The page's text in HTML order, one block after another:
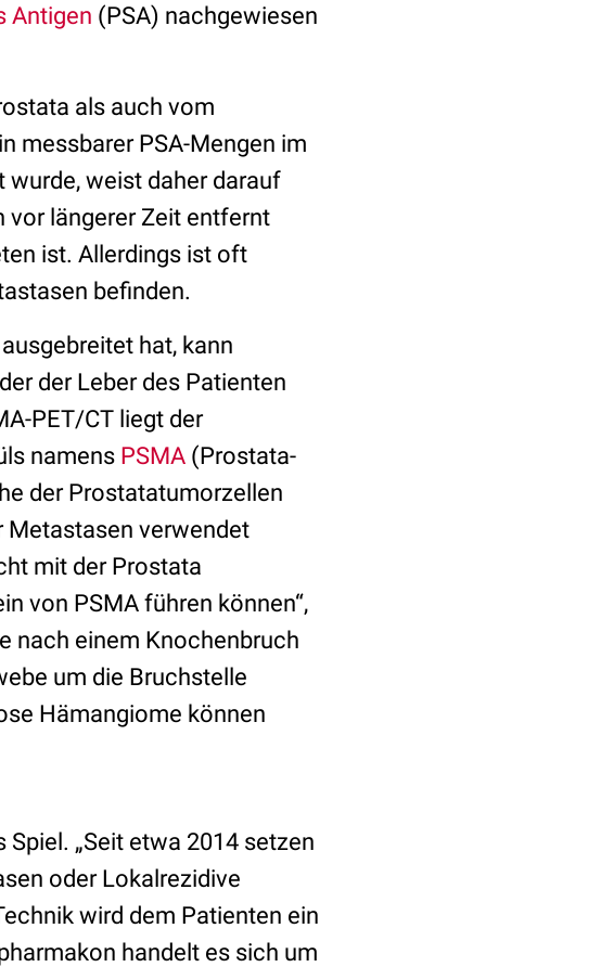
Antigen (PSA) nachgewiesen
als auch vom
messbarer PSA-Mengen im
weist daher darauf
vor längerer Zeit entfernt
ist. Allerdings ist oft
befinden.
hat, kann
der Leber des Patienten
PET/CT liegt der
namens PSMA (Prostata-
der Prostatatumorzellen
Metastasen verwendet
mit der Prostata
von PSMA führen können“,
nach einem Knochenbruch
um die Bruchstelle
Hämangiome können
„Seit etwa 2014 setzen
oder Lokalrezidive
wird dem Patienten ein
handelt es sich um